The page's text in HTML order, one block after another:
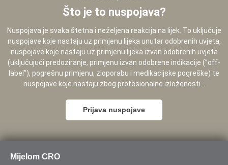
Što je to nuspojava?
Nuspojava je svaka štetna i neželjena reakcija na lijek. To uključuje
nuspojave koje nastaju uz primjenu lijeka unutar odobrenih uvjeta,
nuspojave koje nastaju uz primjenu lijeka izvan odobrenih uvjeta
(uključujući predoziranje, primjenu izvan odobrene indikacije (”off-
label”), pogrešnu primjenu, zloporabu i medikacijske pogreške) te
nuspojave koje nastaju zbog profesionalne izloženosti...
Prijava nuspojave
Mijelom CRO